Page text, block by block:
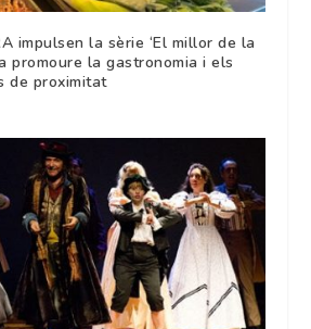
impulsen la sèrie ‘El millor de la
promoure la gastronomia i els
de proximitat